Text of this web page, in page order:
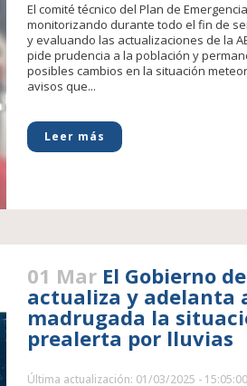
El comité técnico del Plan de
monitorizando durante todo el fin de
y evaluando las actualizaciones de la
pide prudencia a la población y
posibles cambios en la situación
avisos que...
Leer más
01 Mar El Gobierno
actualiza y adelanta
madrugada la
prealerta por lluvias
Última actualización: 01/03/2025 - 15:05:00